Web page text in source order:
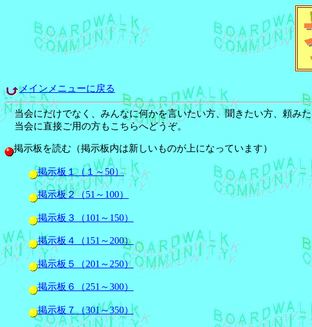
メインメニューに戻る
当会にだけでなく、みんなに何かを言いたい方、聞きたい方、頼み
当会に直接ご用の方もこちらへどうぞ。
掲示板を読む（掲示板内は新しいものが上になっています）
掲示板１（１～50）
掲示板２（51～100）
掲示板３（101～150）
掲示板４（151～200）
掲示板５（201～250）
掲示板６（251～300）
掲示板７（301～350）